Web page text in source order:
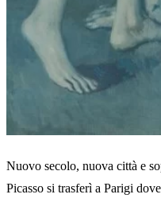
Nuovo secolo, nuova città e
Picasso si trasferì a Parigi